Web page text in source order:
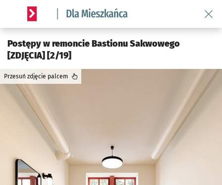
Serwis informacyjny wroclaw.pl podserwis: Dla mieszkańca
Postępy w remoncie Bastionu Sakwowego
[ZDJĘCIA] [2/19]
Przesuń zdjęcie palcem